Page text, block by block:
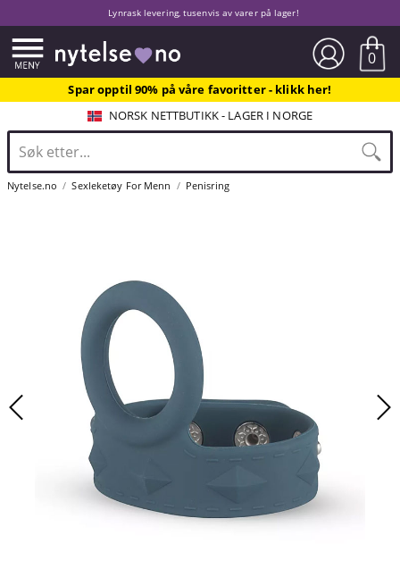
Lynrask levering, tusenvis av varer på lager!
0
Spar opptil 90% på våre favoritter - klikk her!
NORSK NETTBUTIKK - LAGER I NORGE
Nytelse.no Sexleketøy For Menn Penisring